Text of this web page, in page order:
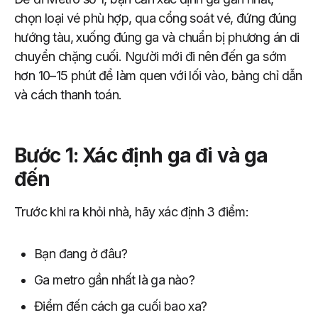
chọn loại vé phù hợp, qua cổng soát vé, đứng đúng
hướng tàu, xuống đúng ga và chuẩn bị phương án di
chuyển chặng cuối. Người mới đi nên đến ga sớm
hơn 10–15 phút để làm quen với lối vào, bảng chỉ dẫn
và cách thanh toán.
Bước 1: Xác định ga đi và ga
đến
Trước khi ra khỏi nhà, hãy xác định 3 điểm:
Bạn đang ở đâu?
Ga metro gần nhất là ga nào?
Điểm đến cách ga cuối bao xa?